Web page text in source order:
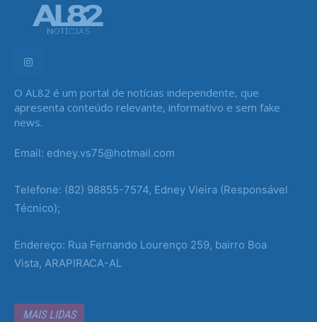
O AL82 é um portal de notícias independente, que
apresenta conteúdo relevante, informativo e sem fake
news.
Email: edney.vs75@hotmail.com
Telefone: (82) 98855-7574, Edney Vieira (Responsável
Técnico);
Endereço: Rua Fernando Lourenço 259, bairro Boa
Vista, ARAPIRACA-AL
MAIS LIDAS